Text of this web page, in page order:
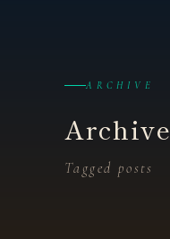
ARCHIVE
Archive
Tagged posts